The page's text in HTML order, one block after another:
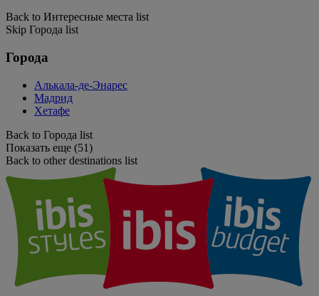
Back to Интересные места list
Skip Города list
Города
Алькала-де-Энарес
Мадрид
Хетафе
Back to Города list
Показать еще (51)
Back to other destinations list